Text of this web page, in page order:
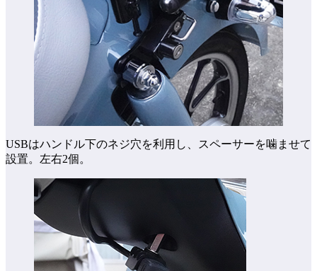
USBはハンドル下のネジ穴を利用し、スペーサーを噛ませて
設置。左右2個。